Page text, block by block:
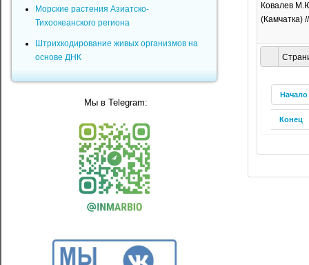
Начало
Конец
Ковалев
(Камчатка)
Морские растения Азиатско-
Тихоокеанского региона
Штрихкодирование живых организмов на
основе ДНК
Мы в Telegram: